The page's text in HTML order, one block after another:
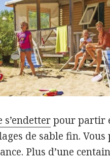
s’endetterpour partir
de sable fin.
Plus d’une